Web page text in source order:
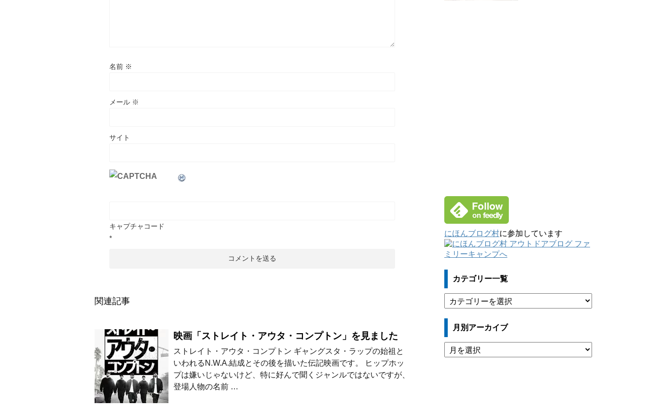
名前 ※
メール ※
サイト
キャプチャコード
*
関連記事
映画「ストレイト・アウタ・コンプトン」を見ました
ストレイト・アウタ・コンプトン ギャングスタ・ラップの始祖と
いわれるN.W.A.結成とその後を描いた伝記映画です。 ヒップホッ
プは嫌いじゃないけど、特に好んで聞くジャンルではないですが、
登場人物の名前 …
にほんブログ村に参加しています
カテゴリー一覧
テ
ゴ
ー
一
覧
月別アーカイブ
月
別